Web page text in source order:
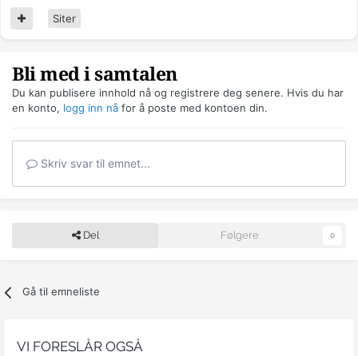
Siter
Bli med i samtalen
Du kan publisere innhold nå og registrere deg senere. Hvis du har
en konto, logg inn nå for å poste med kontoen din.
Skriv svar til emnet...
Del Følgere 0
Gå til emneliste
VI FORESLÅR OGSÅ